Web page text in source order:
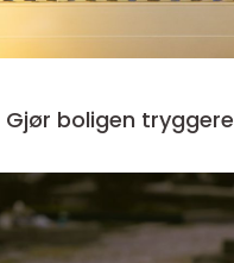
Gjør boligen tryggere